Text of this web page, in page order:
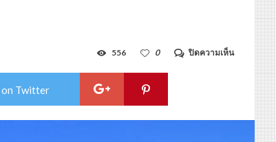
ปิดความเห็นบน
เซอร์วิส
0
556
on Twitter